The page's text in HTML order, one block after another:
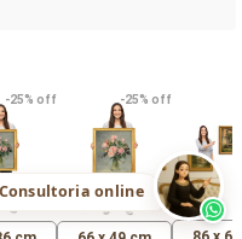
VER
Maria
uma Rosa
R$ 365,92
Consultoria online
-25% off -25% off